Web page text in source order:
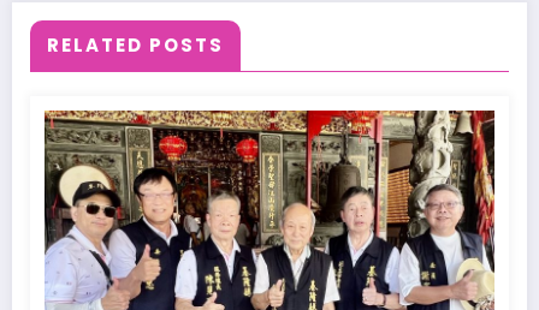
RELATED POSTS